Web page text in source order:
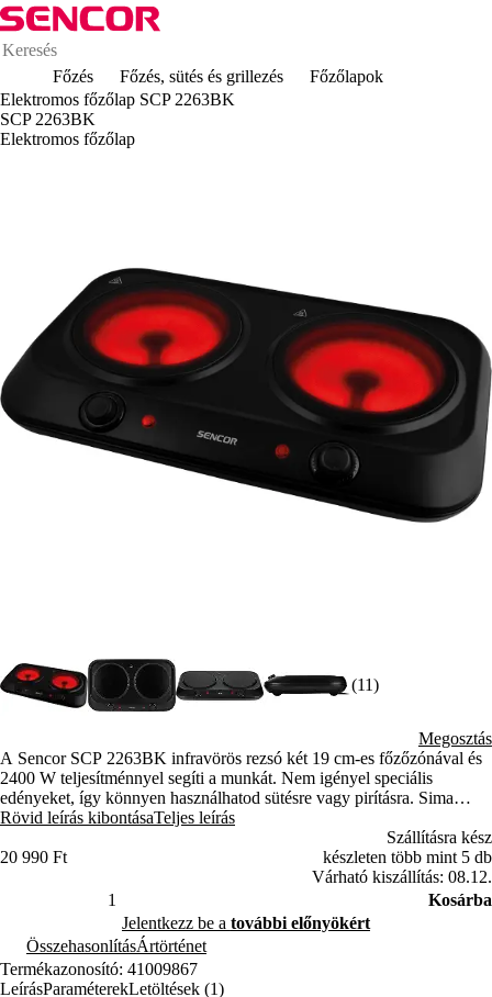
Főzés Főzés, sütés és grillezés
Főzőlapok
Elektromos főzőlap SCP 2263BK
SCP 2263BK
Elektromos főzőlap
(11)
Megosztás
A Sencor SCP 2263BK infravörös rezsó két 19 cm-es főzőzónával és
2400 W teljesítménnyel segíti a munkát. Nem igényel speciális
edényeket, így könnyen használhatod sütésre vagy pirításra. Sima
üvegkerámia felülete pedig egy mozdulattal, nedves ruhával tisztítható.
Rövid leírás kibontásaTeljes leírás
20 990 Ft
Szállításra kész
készleten több mint 5 db
Várható kiszállítás: 08.12.
Kosárba
Jelentkezz be a további előnyökért
ÖsszehasonlításÁrtörténet
Termékazonosító: 41009867
LeírásParaméterekLetöltések (1)